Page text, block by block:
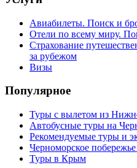
Авиабилеты. Поиск и
Отели по всему миру.
Страхование
за рубежом
Визы
Популярное
Туры с вылетом из
Автобусные туры на
Рекомендуемые туры и
Черноморское побережье
Туры в Крым